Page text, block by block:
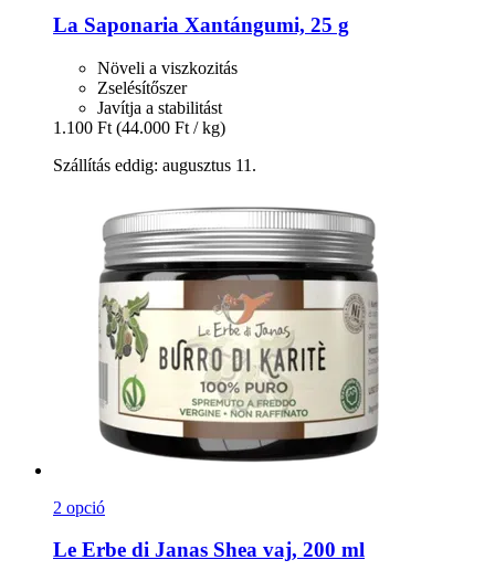
La Saponaria Xantángumi, 25 g
Növeli a viszkozitás
Zselésítőszer
Javítja a stabilitást
1.100 Ft (44.000 Ft / kg)
Szállítás eddig: augusztus 11.
2 opció
Le Erbe di Janas Shea vaj, 200 ml